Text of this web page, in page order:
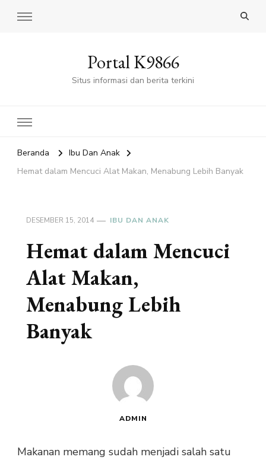
Portal K9866
Situs informasi dan berita terkini
Beranda
Ibu Dan Anak
Hemat dalam Mencuci Alat Makan, Menabung Lebih Banyak
DESEMBER 15, 2014 IBU DAN ANAK
Hemat dalam Mencuci
Alat Makan,
Menabung Lebih
Banyak
ADMIN
Makanan memang sudah menjadi salah satu